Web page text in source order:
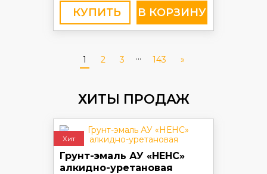
КУПИТЬ
1 2 3 ... 143 »
ХИТЫ ПРОДАЖ
Хит
Грунт-эмаль АУ «НЕНС»
алкидно-уретановая